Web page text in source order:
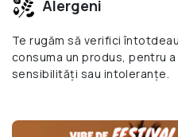
Alergeni
Te rugăm să verifici
consuma un produs, pentru
sensibilități sau intoleranțe.